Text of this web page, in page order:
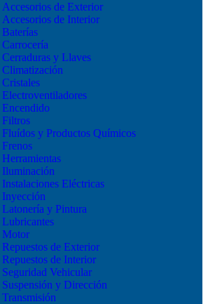
Accesorios de Exterior
Accesorios de Interior
Baterías
Carrocería
Cerraduras y Llaves
Climatización
Cristales
Electroventiladores
Encendido
Filtros
Fluídos y Productos Químicos
Frenos
Herramientas
Iluminación
Instalaciones Eléctricas
Inyección
Latonería y Pintura
Lubricantes
Motor
Repuestos de Exterior
Repuestos de Interior
Seguridad Vehicular
Suspensión y Dirección
Transmisión